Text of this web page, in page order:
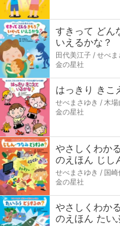
すきって ど
いえるかな？
田代美江子 / せべ
金の星社
はっきり きこ
せべまさゆき / 木
金の星社
やさしくわか
のえほん じ
の？
せべまさゆき / 国
金の星社
やさしくわか
のえほん た